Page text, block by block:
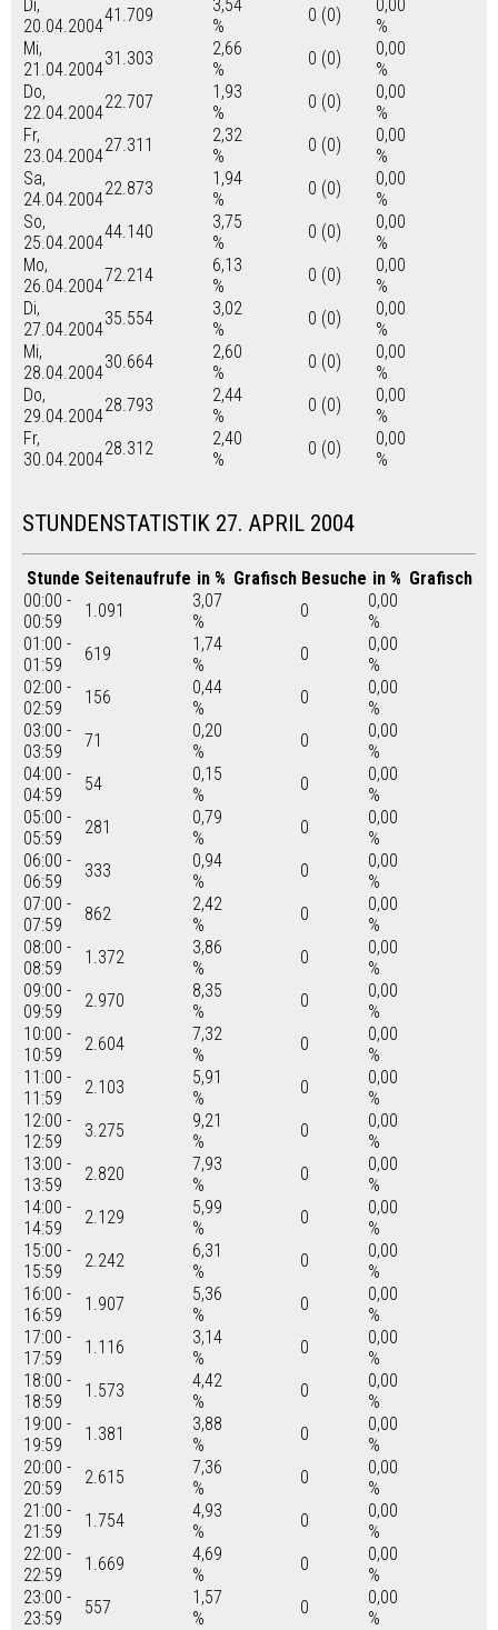
Di,
20.04.2004
41.709
3,54
%
0 (0)
0,00
%
Mi,
21.04.2004
31.303
2,66
%
0 (0)
0,00
%
Do,
22.04.2004
22.707
1,93
%
0 (0)
0,00
%
Fr,
23.04.2004
27.311
2,32
%
0 (0)
0,00
%
Sa,
24.04.2004
22.873
1,94
%
0 (0)
0,00
%
So,
25.04.2004
44.140
3,75
%
0 (0)
0,00
%
Mo,
26.04.2004
72.214
6,13
%
0 (0)
0,00
%
Di,
27.04.2004
35.554
3,02
%
0 (0)
0,00
%
Mi,
28.04.2004
30.664
2,60
%
0 (0)
0,00
%
Do,
29.04.2004
28.793
2,44
%
0 (0)
0,00
%
Fr,
30.04.2004
28.312
2,40
%
0 (0)
0,00
%
STUNDENSTATISTIK 27. APRIL 2004
Stunde Seitenaufrufe in % Grafisch Besuche in % Grafisch
00:00 -
00:59
1.091
3,07
%
0
0,00
%
01:00 -
01:59
619
1,74
%
0
0,00
%
02:00 -
02:59
156
0,44
%
0
0,00
%
03:00 -
03:59
71
0,20
%
0
0,00
%
04:00 -
04:59
54
0,15
%
0
0,00
%
05:00 -
05:59
281
0,79
%
0
0,00
%
06:00 -
06:59
333
0,94
%
0
0,00
%
07:00 -
07:59
862
2,42
%
0
0,00
%
08:00 -
08:59
1.372
3,86
%
0
0,00
%
09:00 -
09:59
2.970
8,35
%
0
0,00
%
10:00 -
10:59
2.604
7,32
%
0
0,00
%
11:00 -
11:59
2.103
5,91
%
0
0,00
%
12:00 -
12:59
3.275
9,21
%
0
0,00
%
13:00 -
13:59
2.820
7,93
%
0
0,00
%
14:00 -
14:59
2.129
5,99
%
0
0,00
%
15:00 -
15:59
2.242
6,31
%
0
0,00
%
16:00 -
16:59
1.907
5,36
%
0
0,00
%
17:00 -
17:59
1.116
3,14
%
0
0,00
%
18:00 -
18:59
1.573
4,42
%
0
0,00
%
19:00 -
19:59
1.381
3,88
%
0
0,00
%
20:00 -
20:59
2.615
7,36
%
0
0,00
%
21:00 -
21:59
1.754
4,93
%
0
0,00
%
22:00 -
22:59
1.669
4,69
%
0
0,00
%
23:00 -
23:59
557
1,57
%
0
0,00
%